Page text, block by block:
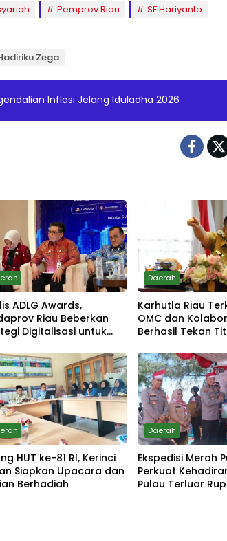
Pemprov Riau
SF Hariyanto
Zega
Inflasi Jelang Iduladha 2026
ADLG Awards,
Riau Beberkan
Digitalisasi untuk
Daerah
Karhutla Riau
OMC dan
Berhasil Tekan
HUT ke-81 RI, Kerinci
Siapkan Upacara dan
Berhadiah
Daerah
Ekspedisi Merah
Perkuat
Pulau Terluar